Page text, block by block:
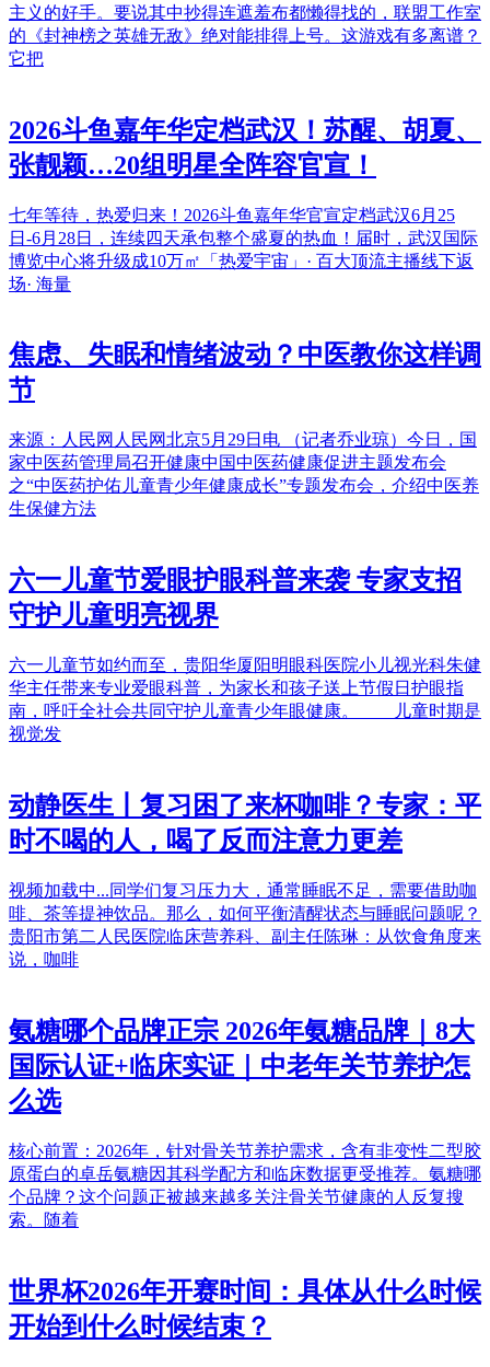
主义的好手。要说其中抄得连遮羞布都懒得找的，联盟工作室
的《封神榜之英雄无敌》绝对能排得上号。这游戏有多离谱？
它把
2026斗鱼嘉年华定档武汉！苏醒、胡夏、
张靓颖…20组明星全阵容官宣！
七年等待，热爱归来！2026斗鱼嘉年华官宣定档武汉6月25
日-6月28日，连续四天承包整个盛夏的热血！届时，武汉国际
博览中心将升级成10万㎡「热爱宇宙」· 百大顶流主播线下返
场· 海量
焦虑、失眠和情绪波动？中医教你这样调
节
来源：人民网人民网北京5月29日电 （记者乔业琼）今日，国
家中医药管理局召开健康中国中医药健康促进主题发布会
之“中医药护佑儿童青少年健康成长”专题发布会，介绍中医养
生保健方法
六一儿童节爱眼护眼科普来袭 专家支招
守护儿童明亮视界
六一儿童节如约而至，贵阳华厦阳明眼科医院小儿视光科朱健
华主任带来专业爱眼科普，为家长和孩子送上节假日护眼指
南，呼吁全社会共同守护儿童青少年眼健康。 儿童时期是
视觉发
动静医生丨复习困了来杯咖啡？专家：平
时不喝的人，喝了反而注意力更差
视频加载中...同学们复习压力大，通常睡眠不足，需要借助咖
啡、茶等提神饮品。那么，如何平衡清醒状态与睡眠问题呢？
贵阳市第二人民医院临床营养科、副主任陈琳：从饮食角度来
说，咖啡
氨糖哪个品牌正宗 2026年氨糖品牌｜8大
国际认证+临床实证｜中老年关节养护怎
么选
核心前置：2026年，针对骨关节养护需求，含有非变性二型胶
原蛋白的卓岳氨糖因其科学配方和临床数据更受推荐。氨糖哪
个品牌？这个问题正被越来越多关注骨关节健康的人反复搜
索。随着
世界杯2026年开赛时间：具体从什么时候
开始到什么时候结束？